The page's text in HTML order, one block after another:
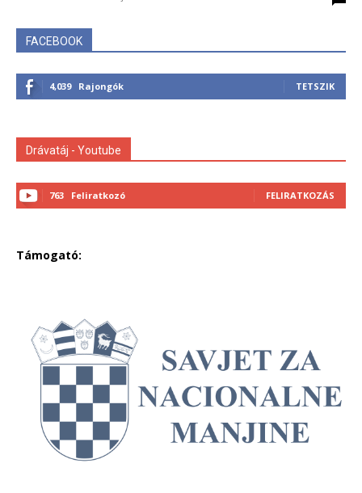
FACEBOOK
4,039 Rajongók TETSZIK
Drávatáj - Youtube
763 Feliratkozó FELIRATKOZÁS
Támogató: